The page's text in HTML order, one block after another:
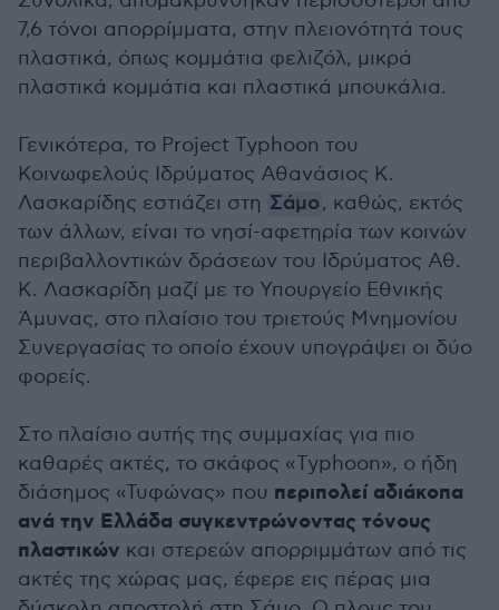
7,6 τόνοι απορρίμματα, στην πλειονότητά τους
πλαστικά, όπως κομμάτια φελιζόλ, μικρά
πλαστικά κομμάτια και πλαστικά μπουκάλια.
Γενικότερα, το Project Typhoon του
Κοινωφελούς Ιδρύματος Αθανάσιος Κ.
Λασκαρίδης εστιάζει στη Σάμο, καθώς, εκτός
των άλλων, είναι το νησί-αφετηρία των κοινών
περιβαλλοντικών δράσεων του Ιδρύματος Αθ.
Κ. Λασκαρίδη μαζί με το Υπουργείο Εθνικής
Άμυνας, στο πλαίσιο του τριετούς Μνημονίου
Συνεργασίας το οποίο έχουν υπογράψει οι δύο
φορείς.
Στο πλαίσιο αυτής της συμμαχίας για πιο
καθαρές ακτές, το σκάφος «Typhoon», ο ήδη
διάσημος «Τυφώνας» που περιπολεί αδιάκοπα
ανά την Ελλάδα συγκεντρώνοντας τόνους
πλαστικών και στερεών απορριμμάτων από τις
ακτές της χώρας μας, έφερε εις πέρας μια